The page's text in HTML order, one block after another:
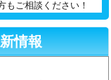
もご相談ください！
情報